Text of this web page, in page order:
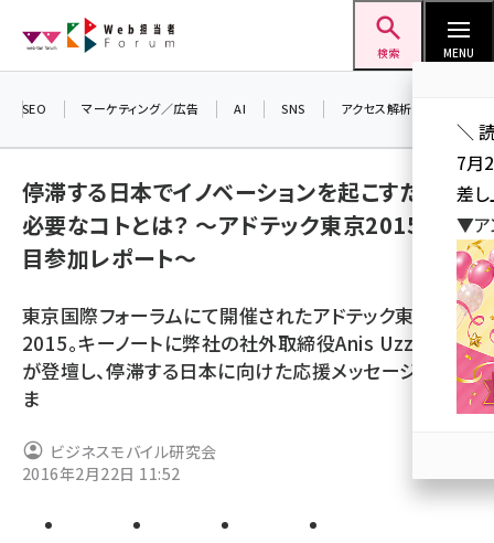
ン
検索 MENU
seo (3519)
youtube (2425)
note (2310)
z世代 (1620)
llmo (1160)
SEO マーケティング／広告 AI SNS アクセス解析／データ分析
停滞する日本でイノベーションを起こすために
必要なコトとは？ 〜アドテック東京2015 2日
目参加レポート〜
東京国際フォーラムにて開催されたアドテック東京
2015。キーノートに弊社の社外取締役Anis Uzzaman
が登壇し、停滞する日本に向けた応援メッセージを送り
ま
ビジネスモバイル研究会
2016年2月22日 11:52
＼
7月
差し
▼ア